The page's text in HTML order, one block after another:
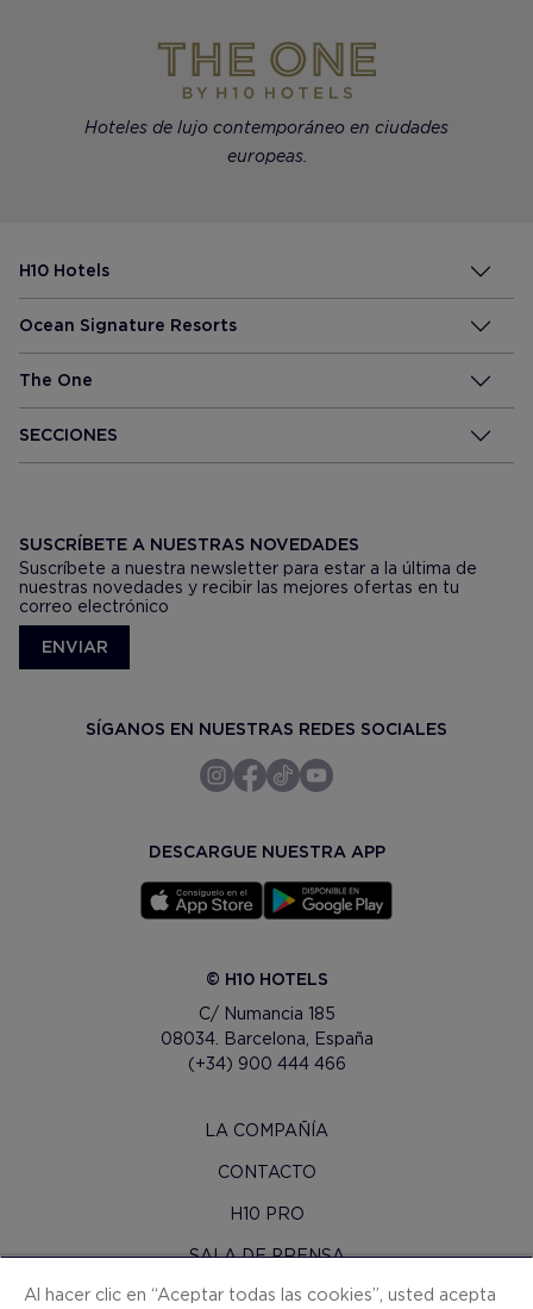
Hoteles de lujo contemporáneo en ciudades
europeas.
H10 Hotels
Ocean Signature Resorts
The One
SECCIONES
SUSCRÍBETE A NUESTRAS NOVEDADES
Suscríbete a nuestra newsletter para estar a la última de
nuestras novedades y recibir las mejores ofertas en tu
correo electrónico
ENVIAR
SÍGANOS EN NUESTRAS REDES SOCIALES
DESCARGUE NUESTRA APP
© H10 HOTELS
C/ Numancia 185
08034. Barcelona, España
(+34) 900 444 466
LA COMPAÑÍA
CONTACTO
H10 PRO
SALA DE PRENSA
MAPA WEB
Al hacer clic en “Aceptar todas las cookies”, usted acepta